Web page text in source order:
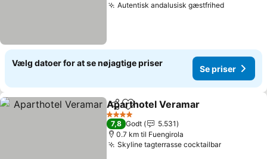
Autentisk andalusisk gæstfrihed
Vælg datoer for at se nøjagtige priser
Se priser
Del Føj til favoritter
Aparthotel Veramar
4 Stjerner
7,8 Godt
5.531
0.7 km til Fuengirola
Skyline tagterrasse cocktailbar